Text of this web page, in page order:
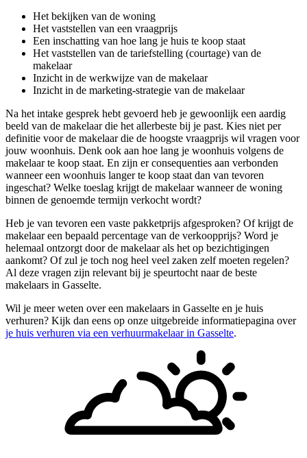
Het bekijken van de woning
Het vaststellen van een vraagprijs
Een inschatting van hoe lang je huis te koop staat
Het vaststellen van de tariefstelling (courtage) van de
makelaar
Inzicht in de werkwijze van de makelaar
Inzicht in de marketing-strategie van de makelaar
Na het intake gesprek hebt gevoerd heb je gewoonlijk een aardig
beeld van de makelaar die het allerbeste bij je past. Kies niet per
definitie voor de makelaar die de hoogste vraagprijs wil vragen voor
jouw woonhuis. Denk ook aan hoe lang je woonhuis volgens de
makelaar te koop staat. En zijn er consequenties aan verbonden
wanneer een woonhuis langer te koop staat dan van tevoren
ingeschat? Welke toeslag krijgt de makelaar wanneer de woning
binnen de genoemde termijn verkocht wordt?
Heb je van tevoren een vaste pakketprijs afgesproken? Of krijgt de
makelaar een bepaald percentage van de verkoopprijs? Word je
helemaal ontzorgt door de makelaar als het op bezichtigingen
aankomt? Of zul je toch nog heel veel zaken zelf moeten regelen?
Al deze vragen zijn relevant bij je speurtocht naar de beste
makelaars in Gasselte.
Wil je meer weten over een makelaars in Gasselte en je huis
verhuren? Kijk dan eens op onze uitgebreide informatiepagina over
je huis verhuren via een verhuurmakelaar in Gasselte.